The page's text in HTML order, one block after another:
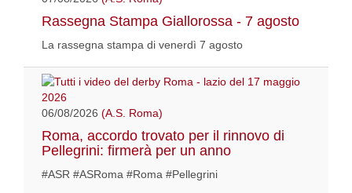
Rassegna Stampa Giallorossa - 7 agosto
La rassegna stampa di venerdì 7 agosto
06/08/2026 (A.S. Roma)
Roma, accordo trovato per il rinnovo di
Pellegrini: firmerà per un anno
#ASR #ASRoma #Roma #Pellegrini